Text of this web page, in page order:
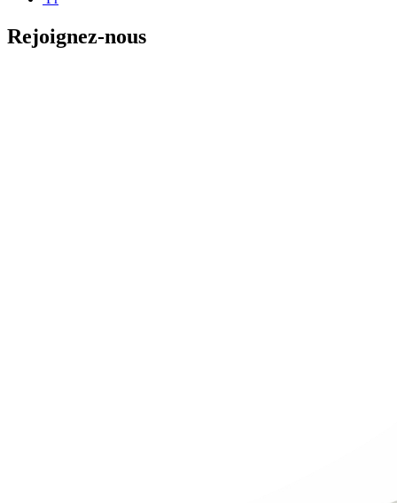
Rejoignez-nous